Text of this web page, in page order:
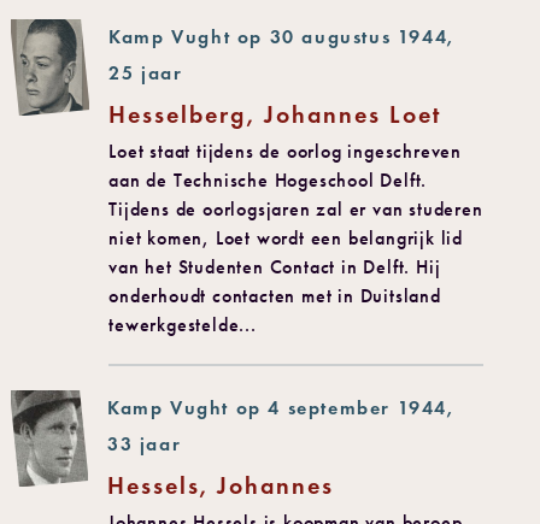
Kamp Vught op 30 augustus 1944,
25 jaar
Hesselberg, Johannes Loet
Loet staat tijdens de oorlog ingeschreven
aan de Technische Hogeschool Delft.
Tijdens de oorlogsjaren zal er van studeren
niet komen, Loet wordt een belangrijk lid
van het Studenten Contact in Delft. Hij
onderhoudt contacten met in Duitsland
tewerkgestelde...
Kamp Vught op 4 september 1944,
33 jaar
Hessels, Johannes